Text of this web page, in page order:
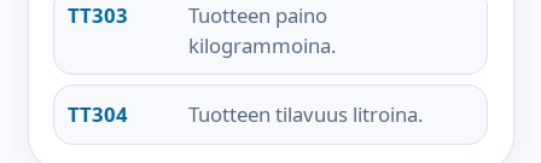
TT303
Tuotteen paino
kilogrammoina.
TT304 Tuotteen tilavuus litroina.